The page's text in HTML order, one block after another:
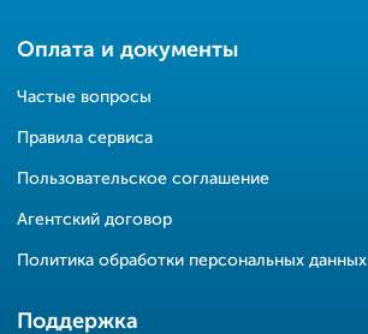
Оплата и документы
Частые вопросы
Правила сервиса
Пользовательское соглашение
Агентский договор
Политика обработки персональных данных
Поддержка